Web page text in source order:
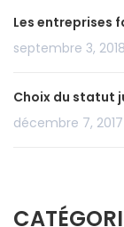
Les entreprises
septembre 3, 2018
Choix du statut
décembre 7, 2017